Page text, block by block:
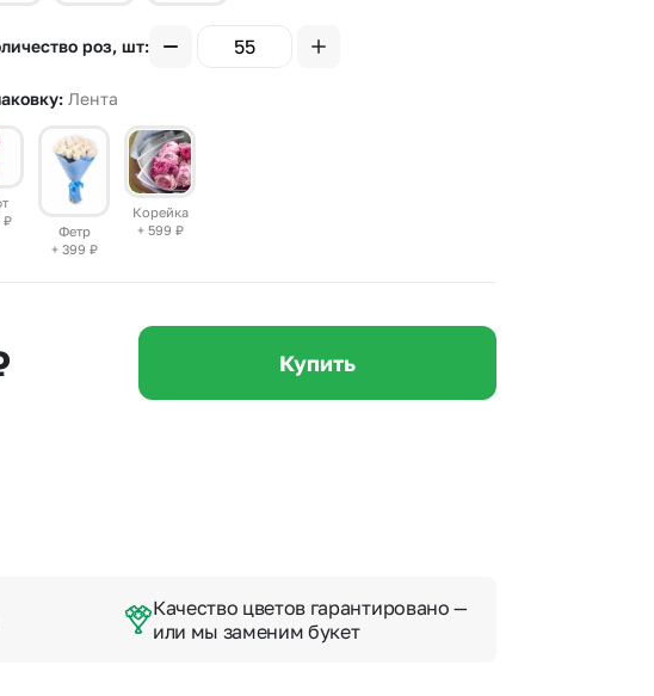
Черная пятница
Выбор покупателей
роз, шт
Лента
₽
Фетр
+ 399 ₽
Корейка
+ 599 ₽
Купить
Качество цветов гарантировано —
или мы заменим букет